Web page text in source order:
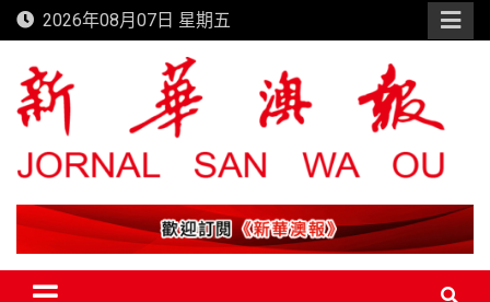
Skip
to
content
2026年08月07日 星期五
新華澳報